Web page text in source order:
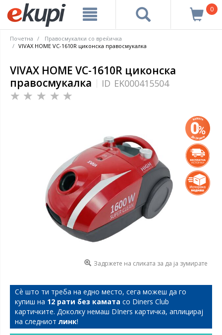
0
Почетна
Правосмукалки со вреќичка
VIVAX HOME VC-1610R циконска правосмукалка
VIVAX HOME VC-1610R циконска
правосмукалка
ID EK000415504
Задржете на сликата за да ја зумирате
Сѐ што ти треба на едно место, сега можеш да го
купиш на 12 рати без камата со Diners Club
картичките. Доколку немаш DIners картичка, аплицирај
на следниот линк!